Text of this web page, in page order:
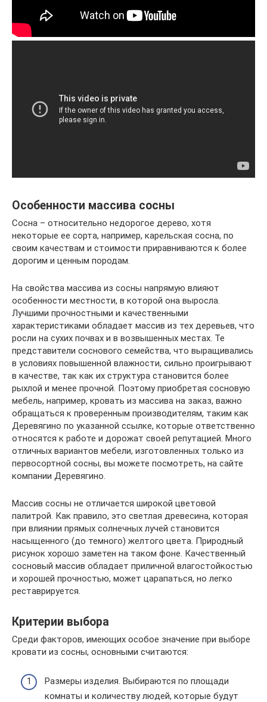
Особенности массива сосны
Сосна – относительно недорогое дерево, хотя
некоторые ее сорта, например, карельская сосна, по
своим качествам и стоимости приравниваются к более
дорогим и ценным породам.
На свойства массива из сосны напрямую влияют
особенности местности, в которой она выросла.
Лучшими прочностными и качественными
характеристиками обладает массив из тех деревьев, что
росли на сухих почвах и в возвышенных местах. Те
представители соснового семейства, что выращивались
в условиях повышенной влажности, сильно проигрывают
в качестве, так как их структура становится более
рыхлой и менее прочной. Поэтому приобретая сосновую
мебель, например, кровать из массива на заказ, важно
обращаться к проверенным производителям, таким как
Деревягино по указанной ссылке, которые ответственно
относятся к работе и дорожат своей репутацией. Много
отличных вариантов мебели, изготовленных только из
первосортной сосны, вы можете посмотреть, на сайте
компании Деревягино.
Массив сосны не отличается широкой цветовой
палитрой. Как правило, это светлая древесина, которая
при влиянии прямых солнечных лучей становится
насыщенного (до темного) желтого цвета. Природный
рисунок хорошо заметен на таком фоне. Качественный
сосновый массив обладает приличной влагостойкостью
и хорошей прочностью, может царапаться, но легко
реставрируется.
Критерии выбора
Среди факторов, имеющих особое значение при выборе
кровати из сосны, основными считаются:
Размеры изделия. Выбираются по площади
комнаты и количеству людей, которые будут